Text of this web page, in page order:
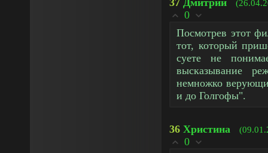
37 Дмитрий
0
Посмотрев этот
тот, который
суете не
высказывание
немножко
и до Голгофы".
36 Христина
0